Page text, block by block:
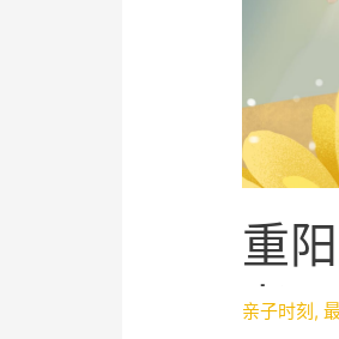
重
老
亲子时刻 ,